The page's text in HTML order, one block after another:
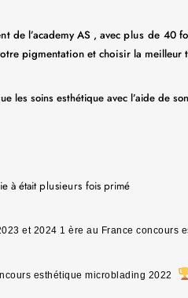
de l’academy AS , avecplus de 40
pigmentation et choisir la meilleur
les soins esthétique avec l’aide de
à était plusieurs fois primé
et 2024 1 ère au France concours
esthétique microblading 2022